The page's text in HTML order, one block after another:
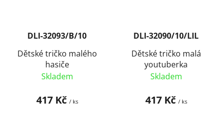
DLI-32093/B/10
Dětské tričko malého
hasiče
Skladem
417 Kč / ks
DLI-32090/10/LIL
Dětské tričko malá
youtuberka
Skladem
417 Kč / ks